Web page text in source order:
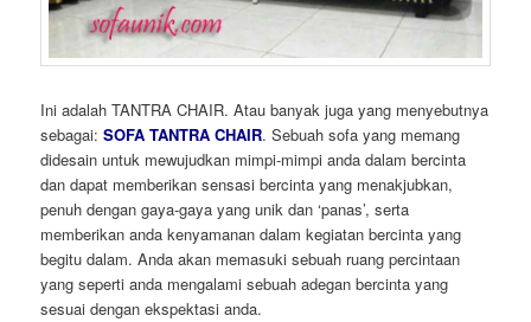
Ini adalah TANTRA CHAIR. Atau banyak juga yang menyebutnya
sebagai:SOFA TANTRA CHAIR. Sebuah sofa yang memang
didesain untuk mewujudkan mimpi-mimpi anda dalam bercinta
dan dapat memberikan sensasi bercinta yang menakjubkan,
penuh dengan gaya-gaya yang unik dan ‘panas’, serta
memberikan anda kenyamanan dalam kegiatan bercinta yang
begitu dalam. Anda akan memasuki sebuah ruang percintaan
yang seperti anda mengalami sebuah adegan bercinta yang
sesuai dengan ekspektasi anda.